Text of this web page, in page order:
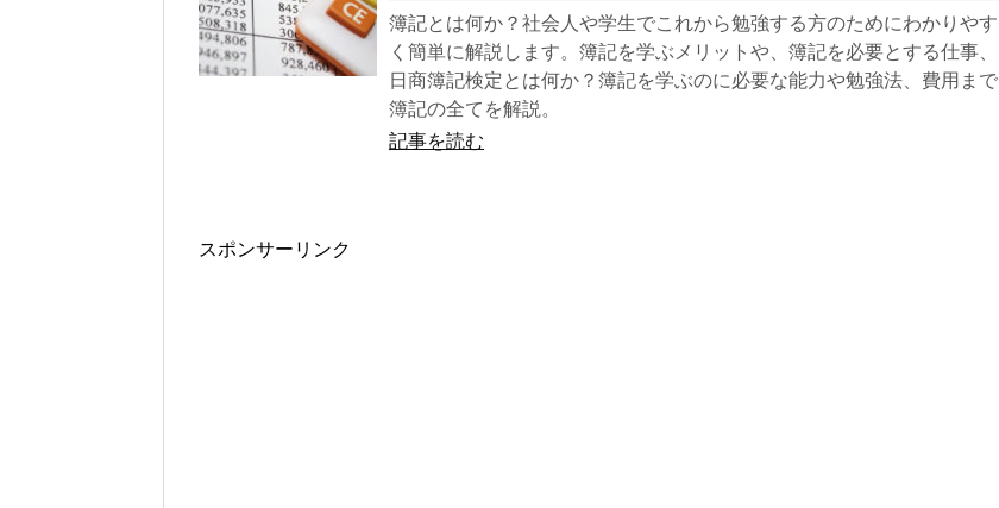
簿記とは何か？社会人や学生でこれから勉強する方のためにわかりやす
く簡単に解説します。簿記を学ぶメリットや、簿記を必要とする仕事、
日商簿記検定とは何か？簿記を学ぶのに必要な能力や勉強法、費用まで
簿記の全てを解説。
記事を読む
スポンサーリンク